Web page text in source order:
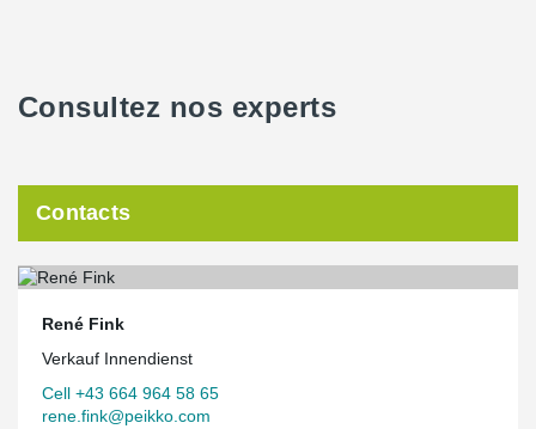
Consultez nos experts
Contacts
René Fink
Verkauf Innendienst
Cell +43 664 964 58 65
rene.fink@peikko.com